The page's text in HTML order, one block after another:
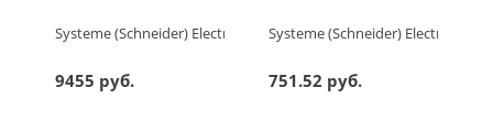
Systeme (Schneider) Electric ATLASDESIGN ТЕРМОСТАТ
9455 руб.
Systeme (Schneider) Electric
751.52 руб.